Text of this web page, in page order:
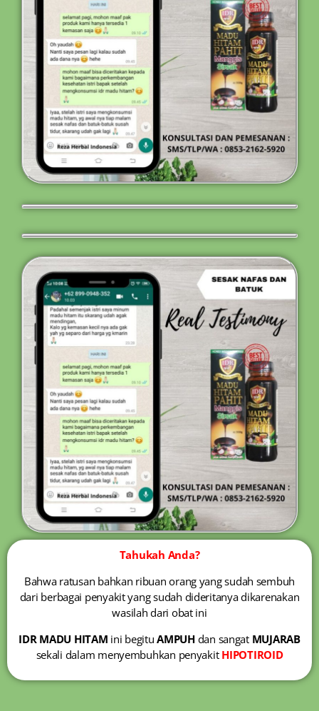
Tahukah Anda?
Bahwa ratusan bahkan ribuan orang yang sudah sembuh
dari berbagai penyakit yang sudah dideritanya dikarenakan
wasilah dari obat ini
IDR MADU HITAM ini begituAMPUHdan sangat MUJARAB
sekali dalam menyembuhkan penyakit HIPOTIROID